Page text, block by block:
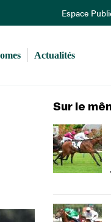
Espace
Actualités
Sur le